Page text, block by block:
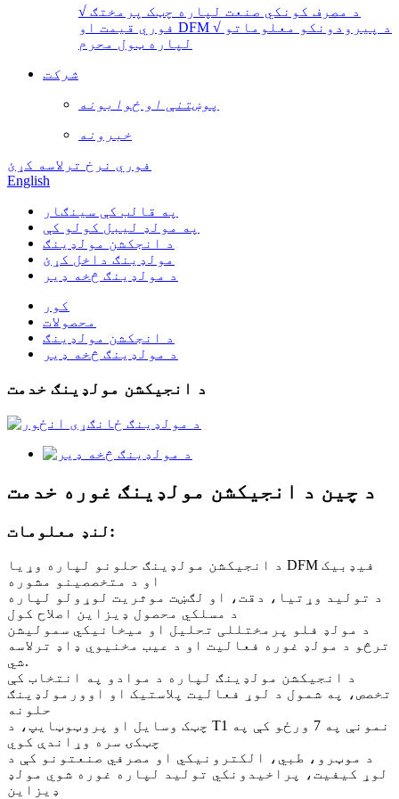
د مصرف کونکي صنعت لپاره چټک پرمختګ √
فوري قیمت او DFM √ د پیرودونکو معلوماتو
لپاره ټول محرم
شرکت
پوښتنې او ځوابونه
خبرونه
فوري نرخ ترلاسه کړئ
English
په قالب کې سينګار
په مولډ لیبل کولو کې
د انجکشن مولډینګ
مولډینګ داخل کړئ
د مولډینګ څخه ډیر
کور
محصولات
د انجکشن مولډینګ
د مولډینګ څخه ډیر
د انجیکشن مولډینګ خدمت
د چین د انجیکشن مولډینګ غوره خدمت
لنډ معلومات:
د انجیکشن مولډینګ حلونو لپاره وړیا DFM فیډبیک
او د متخصصینو مشوره
د تولید وړتیا، دقت، او لګښت موثریت لوړولو لپاره
د مسلکي محصول ډیزاین اصلاح کول
د مولډ فلو پرمختللی تحلیل او میخانیکي سمولیشن
ترڅو د مولډ غوره فعالیت او د عیب مخنیوي ډاډ ترلاسه
شي.
د انجیکشن مولډینګ لپاره د موادو په انتخاب کې
تخصص، په شمول د لوړ فعالیت پلاستیک او اوورمولډینګ
حلونه
چټک وسایل او پروټوټایپ، د T1 نمونې په 7 ورځو کې په
چټکۍ سره وړاندې کوي
د موټرو، طبي، الکترونیکي او مصرفي صنعتونو کې د
لوړ کیفیت، پراخیدونکي تولید لپاره غوره شوي مولډ
ډیزاین